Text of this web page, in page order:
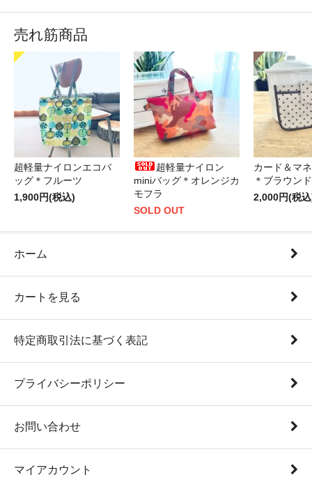
売れ筋商品
超軽量ナイロンエコバ
ッグ＊フルーツ
1,900円(税込)
超軽量ナイロン
miniバッグ＊オレンジカ
モフラ
SOLD OUT
カード＆マ
＊ブラウン
2,000円(税
ホーム
カートを見る
特定商取引法に基づく表記
プライバシーポリシー
お問い合わせ
マイアカウント